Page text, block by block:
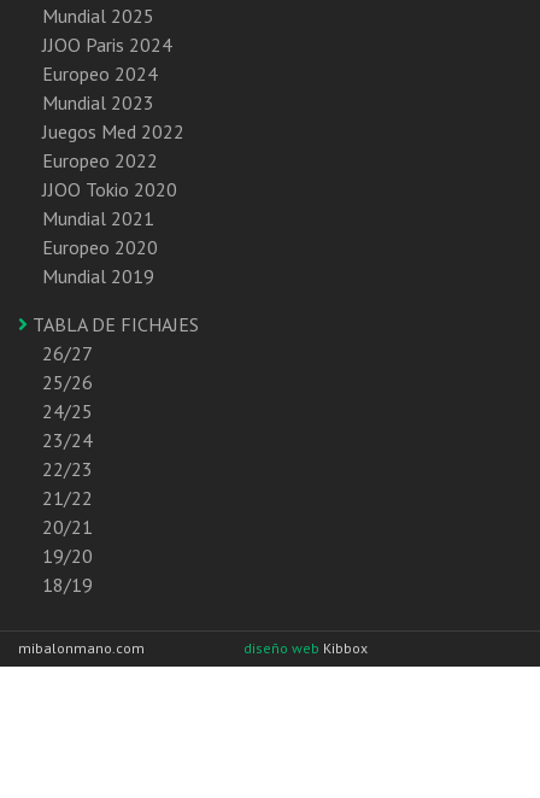
Mundial 2025
JJOO Paris 2024
Europeo 2024
Mundial 2023
Juegos Med 2022
Europeo 2022
JJOO Tokio 2020
Mundial 2021
Europeo 2020
Mundial 2019
TABLA DE FICHAJES
26/27
25/26
24/25
23/24
22/23
21/22
20/21
19/20
18/19
mibalonmano.com diseño web Kibbox